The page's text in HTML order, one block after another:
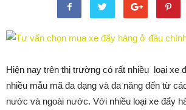
Hiện nay trên thị trường có rất nhiều loại xe
nhiều mẫu mã đa dạng và đa năng đến từ
nước và ngoài nước. Với nhiều loại xe đẩy